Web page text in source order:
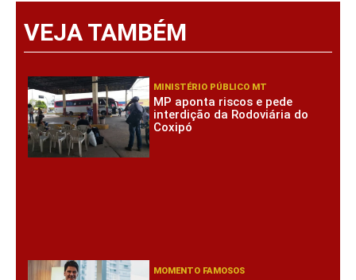
VEJA TAMBÉM
MINISTÉRIO PÚBLICO MT
MP aponta riscos e pede
interdição da Rodoviária do
Coxipó
MOMENTO FAMOSOS